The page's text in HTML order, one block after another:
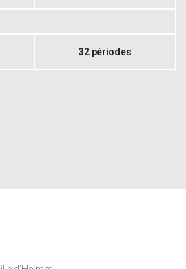
32 périodes